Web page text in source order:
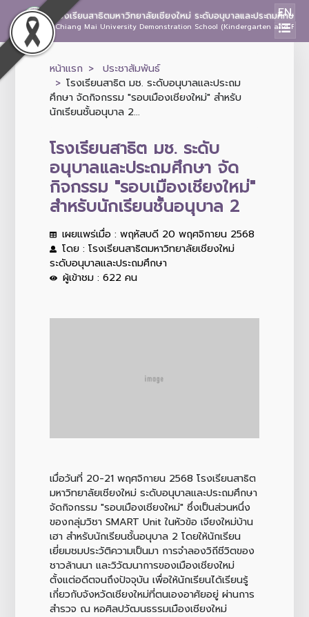
โรงเรียนสาธิตมหาวิทยาลัยเชียงใหม่ ระดับอนุบาลและประถมศึกษา
Chiang Mai University Demonstration School (Kindergarten and
EN
หน้าแรก
ประชาสัมพันธ์
โรงเรียนสาธิต มช. ระดับอนุบาลและประถม
ศึกษา จัดกิจกรรม "รอบเมืองเชียงใหม่" สำหรับ
นักเรียนชั้นอนุบาล 2...
โรงเรียนสาธิต มช. ระดับ
อนุบาลและประถมศึกษา จัด
กิจกรรม "รอบเมืองเชียงใหม่"
สำหรับนักเรียนชั้นอนุบาล 2
เผยแพร่เมื่อ : พฤหัสบดี 20 พฤศจิกายน 2568
โดย : โรงเรียนสาธิตมหาวิทยาลัยเชียงใหม่
ระดับอนุบาลและประถมศึกษา
ผู้เข้าชม : 622 คน
เมื่อวันที่ 20-21 พฤศจิกายน 2568 โรงเรียนสาธิต
มหาวิทยาลัยเชียงใหม่ ระดับอนุบาลและประถมศึกษา
จัดกิจกรรม "รอบเมืองเชียงใหม่" ซึ่งเป็นส่วนหนึ่ง
ของกลุ่มวิชา SMART Unit ในหัวข้อ เจียงใหม่บ้าน
เฮา สำหรับนักเรียนชั้นอนุบาล 2 โดยให้นักเรียน
เยี่ยมชมประวัติความเป็นมา การจำลองวิถีชีวิตของ
ชาวล้านนา และวิวัฒนาการของเมืองเชียงใหม่
ตั้งแต่อดีตจนถึงปัจจุบัน เพื่อให้นักเรียนได้เรียนรู้
เกี่ยวกับจังหวัดเชียงใหม่ที่ตนเองอาศัยอยู่ ผ่านการ
สำรวจ ณ หอศิลปวัฒนธรรมเมืองเชียงใหม่